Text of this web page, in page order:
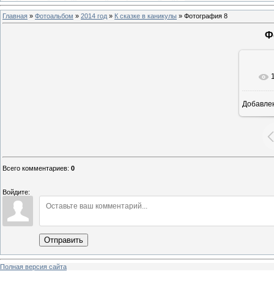
Главная » Фотоальбом » 2014 год » К сказке в каникулы » Фотография 8
Всего комментариев: 0
Войдите:
Отправить
Полная версия сайта